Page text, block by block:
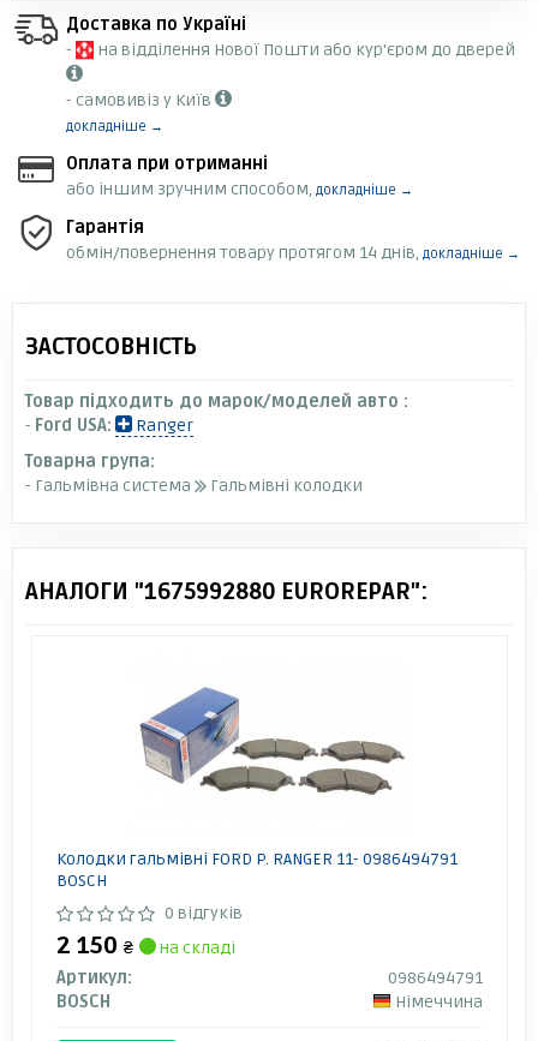
Доставка по Україні
-
на відділення Нової Пошти або кур'єром до дверей
- самовивіз у Київ
докладніше →
Оплата при отриманні
або іншим зручним способом, докладніше →
Гарантія
обмін/повернення товару протягом 14 днів, докладніше →
ЗАСТОСОВНІСТЬ
Товар підходить до марок/моделей авто :
- Ford USA:
Ranger
Товарна група:
- Гальмівна система
Гальмівні колодки
АНАЛОГИ "1675992880 EUROREPAR":
Колодки гальмівні FORD P. RANGER 11- 0986494791
BOSCH
0 відгуків
2 150 ₴
на складі
Артикул:
0986494791
BOSCH
Німеччина